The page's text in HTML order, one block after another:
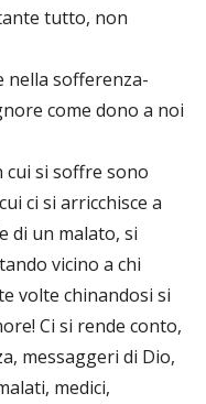
tutto, non
nella sofferenza-
come dono a noi
cui si soffre sono
ci si arricchisce a
di un malato, si
vicino a chi
volte chinandosi si
Ci si rende conto,
messaggeri di Dio,
medici,